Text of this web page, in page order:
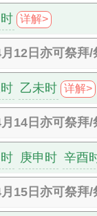
详解>
12日亦可祭拜/
乙未时 详解>
14日亦可祭拜/
庚申时 辛酉
15日亦可祭拜/